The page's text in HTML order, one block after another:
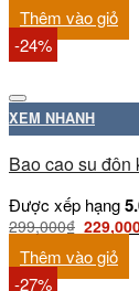
Thêm vào giỏ
-24%
XEM NHANH
Bao cao su đôn
Được xếp hạng
299,000₫
Thêm vào giỏ
-27%